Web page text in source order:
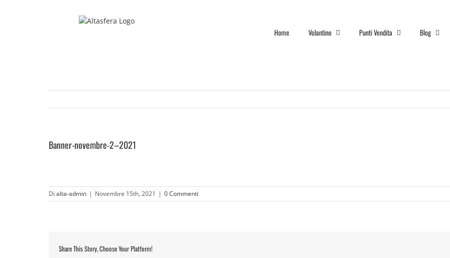
Home Volantino Punti Vendita Blog
Banner-novembre-2–2021
Di alta-admin | Novembre 15th, 2021 | 0 Commenti
Share This Story, Choose Your Platform!